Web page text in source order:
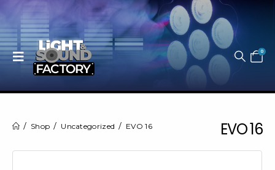
0
EVO 16
Shop Uncategorized EVO 16